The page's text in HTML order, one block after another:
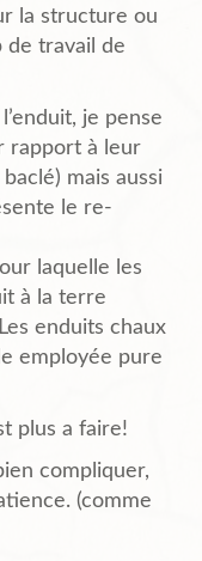
la structure ou
de travail de
je pense
rapport à leur
mais aussi
le re-
laquelle les
à la terre
enduits chaux
employée pure
plus a faire!
compliquer,
(comme